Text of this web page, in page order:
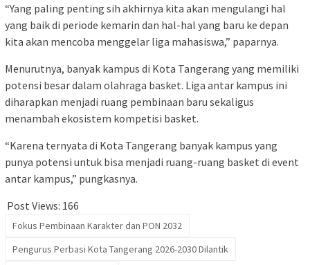
“Yang paling penting sih akhirnya kita akan mengulangi hal
yang baik di periode kemarin dan hal-hal yang baru ke depan
kita akan mencoba menggelar liga mahasiswa,” paparnya.
Menurutnya, banyak kampus di Kota Tangerang yang memiliki
potensi besar dalam olahraga basket. Liga antar kampus ini
diharapkan menjadi ruang pembinaan baru sekaligus
menambah ekosistem kompetisi basket.
“Karena ternyata di Kota Tangerang banyak kampus yang
punya potensi untuk bisa menjadi ruang-ruang basket di event
antar kampus,” pungkasnya.
Post Views: 166
Fokus Pembinaan Karakter dan PON 2032
Pengurus Perbasi Kota Tangerang 2026-2030 Dilantik